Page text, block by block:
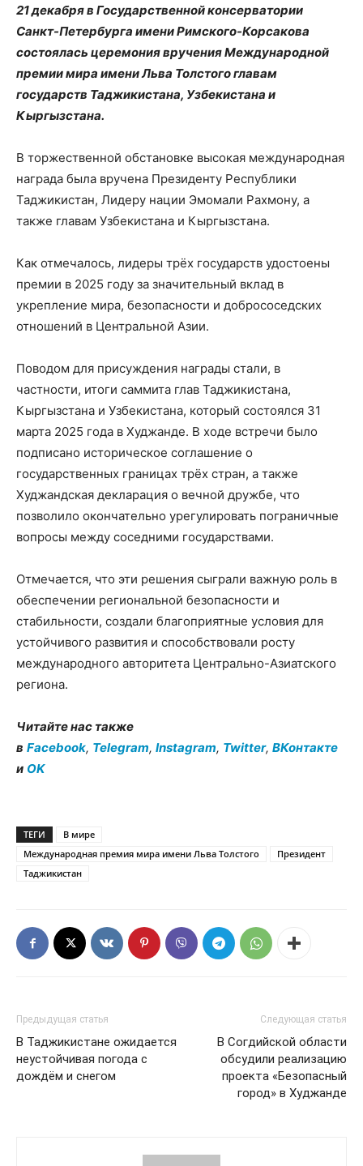
21 декабря в Государственной консерватории
Санкт-Петербурга имени Римского-Корсакова
состоялась церемония вручения Международной
премии мира имени Льва Толстого главам
государств Таджикистана, Узбекистана и
Кыргызстана.
В торжественной обстановке высокая международная
награда была вручена Президенту Республики
Таджикистан, Лидеру нации Эмомали Рахмону, а
также главам Узбекистана и Кыргызстана.
Как отмечалось, лидеры трёх государств удостоены
премии в 2025 году за значительный вклад в
укрепление мира, безопасности и добрососедских
отношений в Центральной Азии.
Поводом для присуждения награды стали, в
частности, итоги саммита глав Таджикистана,
Кыргызстана и Узбекистана, который состоялся 31
марта 2025 года в Худжанде. В ходе встречи было
подписано историческое соглашение о
государственных границах трёх стран, а также
Худжандская декларация о вечной дружбе, что
позволило окончательно урегулировать пограничные
вопросы между соседними государствами.
Отмечается, что эти решения сыграли важную роль в
обеспечении региональной безопасности и
стабильности, создали благоприятные условия для
устойчивого развития и способствовали росту
международного авторитета Центрально-Азиатского
региона.
Читайте нас также
в Facebook, Telegram, Instagram, Twitter, ВКонтакте
и OK
ТЕГИ
В мире
Международная премия мира имени Льва Толстого
Президент
Таджикистан
Предыдущая статья
В Таджикистане ожидается
неустойчивая погода с
дождём и снегом
Следующая статья
В Согдийской области
обсудили реализацию
проекта «Безопасный
город» в Худжанде